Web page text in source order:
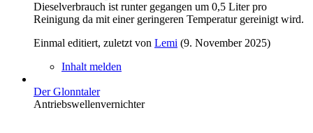
Dieselverbrauch ist runter gegangen um 0,5 Liter pro
Reinigung da mit einer geringeren Temperatur gereinigt wird.
Einmal editiert, zuletzt von Lemi (9. November 2025)
Inhalt melden
Der Glonntaler
Antriebswellenvernichter